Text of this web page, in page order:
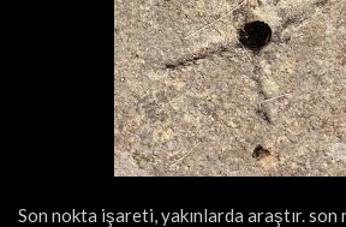
Son nokta işareti, yakınlarda araştır. son